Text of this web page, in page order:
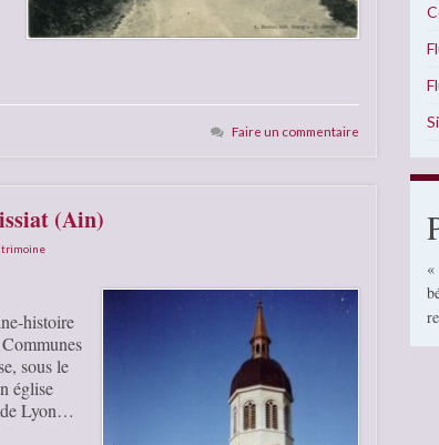
Faire un commentaire
(Ain)
histoire
sous le
église
de Lyon…